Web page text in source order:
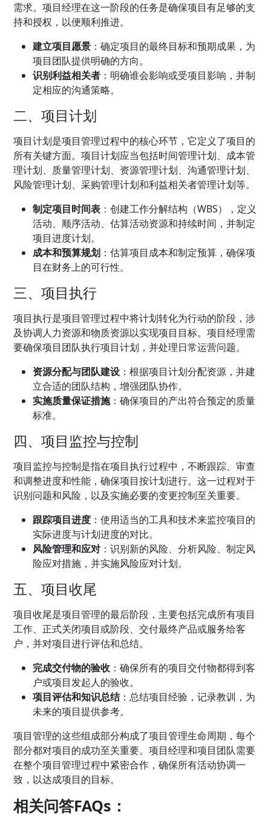
需求。项目经理在这一阶段的任务是确保项目有足够的支
持和授权，以便顺利推进。
建立项目愿景 ：确定项目的最终目标和预期成果，为
项目团队提供明确的方向。
识别利益相关者 ：明确谁会影响或受项目影响，并制
定相应的沟通策略。
二、项目计划
项目计划是项目管理过程中的核心环节，它定义了项目的
所有关键方面。项目计划应当包括时间管理计划、成本管
理计划、质量管理计划、资源管理计划、沟通管理计划、
风险管理计划、采购管理计划和利益相关者管理计划等。
制定项目时间表 ：创建工作分解结构（WBS），定义
活动、顺序活动、估算活动资源和持续时间，并制定
项目进度计划。
成本和预算规划 ：估算项目成本和制定预算，确保项
目在财务上的可行性。
三、项目执行
项目执行是项目管理过程中将计划转化为行动的阶段，涉
及协调人力资源和物质资源以实现项目目标。项目经理需
要确保项目团队执行项目计划，并处理日常运营问题。
资源分配与团队建设 ：根据项目计划分配资源，并建
立合适的团队结构，增强团队协作。
实施质量保证措施：确保项目的产出符合预定的质量
标准。
四、项目监控与控制
项目监控与控制是指在项目执行过程中，不断跟踪、审查
和调整进度和性能，确保项目按计划进行。这一过程对于
识别问题和风险，以及实施必要的变更控制至关重要。
跟踪项目进度 ：使用适当的工具和技术来监控项目的
实际进度与计划进度的对比。
风险管理和应对 ：识别新的风险、分析风险、制定风
险应对措施，并实施风险应对计划。
五、项目收尾
项目收尾是项目管理的最后阶段，主要包括完成所有项目
工作、正式关闭项目或阶段、交付最终产品或服务给客
户，并对项目进行评估和总结。
完成交付物的验收 ：确保所有的项目交付物都得到客
户或项目发起人的验收。
项目评估和知识总结：总结项目经验，记录教训，为
未来的项目提供参考。
项目管理的这些组成部分构成了项目管理生命周期，每个
部分都对项目的成功至关重要。项目经理和项目团队需要
在整个项目管理过程中紧密合作，确保所有活动协调一
致，以达成项目的目标。
相关问答FAQs：